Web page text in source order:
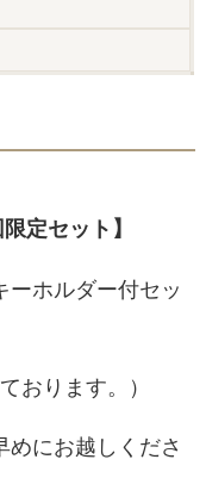
定セット】
ーホルダー付セッ
おります。）
にお越しくださ